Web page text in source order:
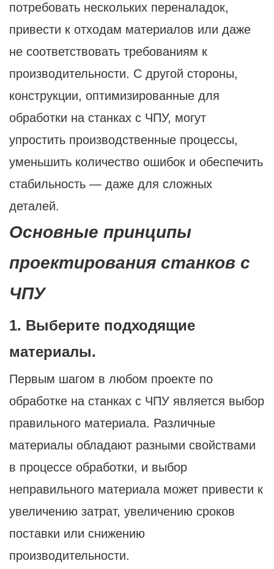
потребовать нескольких переналадок,
привести к отходам материалов или даже
не соответствовать требованиям к
производительности. С другой стороны,
конструкции, оптимизированные для
обработки на станках с ЧПУ, могут
упростить производственные процессы,
уменьшить количество ошибок и обеспечить
стабильность — даже для сложных
деталей.
Основные принципы
проектирования станков с
ЧПУ
1. Выберите подходящие
материалы.
Первым шагом в любом проекте по
обработке на станках с ЧПУ является выбор
правильного материала. Различные
материалы обладают разными свойствами
в процессе обработки, и выбор
неправильного материала может привести к
увеличению затрат, увеличению сроков
поставки или снижению
производительности.